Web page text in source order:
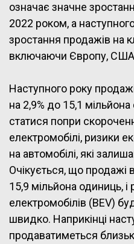
означає значне
2022 роком, а
зростання продажів на
включаючи Європу, США
Наступного року
на 2,9% до 15,1
статися попри
електромобілі, ризики
на автомобілі, які
Очікується, що продажі
15,9 мільйона одиниць,
електромобілів (BEV)
швидко. Наприкінці
продаватиметься